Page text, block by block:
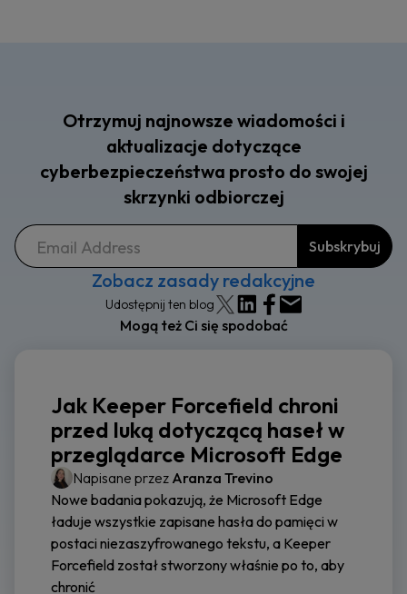
Otrzymuj najnowsze wiadomości i
aktualizacje dotyczące
cyberbezpieczeństwa prosto do swojej
skrzynki odbiorczej
Zobacz zasady redakcyjne
Udostępnij ten blog
Mogą też Ci się spodobać
Jak Keeper Forcefield chroni
przed luką dotyczącą haseł w
przeglądarce Microsoft Edge
Napisane przez Aranza Trevino
Nowe badania pokazują, że Microsoft Edge
ładuje wszystkie zapisane hasła do pamięci w
postaci niezaszyfrowanego tekstu, a Keeper
Forcefield został stworzony właśnie po to, aby
chronić